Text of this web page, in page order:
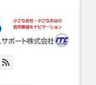
本ビジネスサポ
ート株式会社
ナビゲーション